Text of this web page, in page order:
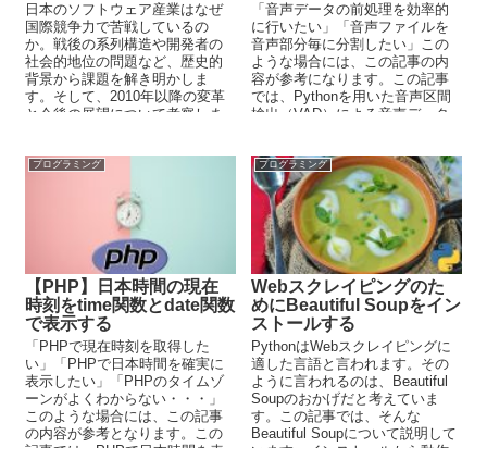
日本のソフトウェア産業はなぜ
国際競争力で苦戦しているの
か。戦後の系列構造や開発者の
社会的地位の問題など、歴史的
背景から課題を解き明かしま
す。そして、2010年以降の変革
と今後の展望について考察しま
「音声データの前処理を効率的
に行いたい」「音声ファイルを
音声部分毎に分割したい」この
ような場合には、この記事の内
容が参考になります。この記事
では、Pythonを用いた音声区間
検出（VAD）による音声データ
プログラミング
【PHP】日本時間の現在
時刻をtime関数とdate関数
で表示する
「PHPで現在時刻を取得した
い」「PHPで日本時間を確実に
表示したい」「PHPのタイムゾ
ーンがよくわからない・・・」
このような場合には、この記事
の内容が参考となります。この
記事では、PHPで日本時間を表
プログラミング
Webスクレイピングのた
めにBeautiful Soupをイン
ストールする
PythonはWebスクレイピングに
適した言語と言われます。その
ように言われるのは、Beautiful
Soupのおかげだと考えていま
す。この記事では、そんな
Beautiful Soupについて説明して
います。インストールから動作